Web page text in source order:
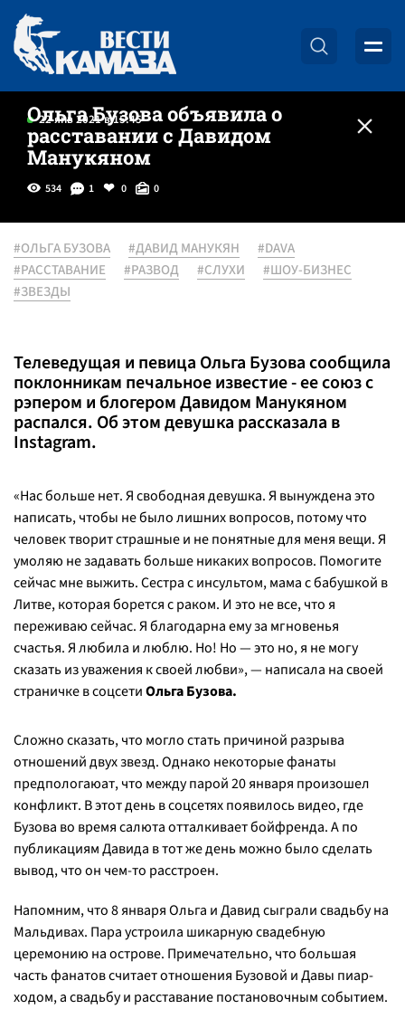
22 янв 2021 в 15:45
Ольга Бузова объявила о
расставании с Давидом
Манукяном
534 1 0 0
#ОЛЬГА БУЗОВА #ДАВИД МАНУКЯН
#DAVA
#РАССТАВАНИЕ
#РАЗВОД #СЛУХИ
#ШОУ-БИЗНЕС
#ЗВЕЗДЫ
Телеведущая и певица Ольга Бузова сообщила
поклонникам печальное известие - ее союз с
рэпером и блогером Давидом Манукяном
распался. Об этом девушка рассказала в
Instagram.
«Нас больше нет. Я свободная девушка. Я вынуждена это
написать, чтобы не было лишних вопросов, потому что
человек творит страшные и не понятные для меня вещи. Я
умоляю не задавать больше никаких вопросов. Помогите
сейчас мне выжить. Сестра с инсультом, мама с бабушкой в
Литве, которая борется с раком. И это не все, что я
переживаю сейчас. Я благодарна ему за мгновенья
счастья. Я любила и люблю. Но! Но — это но, я не могу
сказать из уважения к своей любви», — написала на своей
страничке в соцсетиОльга Бузова.
Сложно сказать, что могло стать причиной разрыва
отношений двух звезд. Однако некоторые фанаты
предпологаюат, что между парой 20 января произошел
конфликт. В этот день в соцсетях появилось видео, где
Бузова во время салюта отталкивает бойфренда. А по
публикациям Давида в тот же день можно было сделать
вывод, что он чем-то расстроен.
Напомним, что 8 января Ольга и Давид сыграли свадьбу на
Мальдивах. Пара устроила шикарную свадебную
церемонию на острове. Примечательно, что большая
часть фанатов считает отношения Бузовой и Давы пиар-
ходом, а свадьбу и расставание постановочным событием.